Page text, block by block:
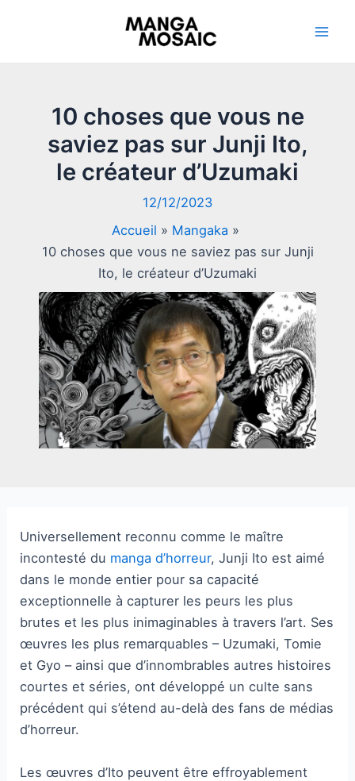
10 choses que vous ne
saviez pas sur Junji Ito,
le créateur d’Uzumaki
12/12/2023
Accueil
Mangaka
10 choses que vous ne saviez pas sur Junji
Ito, le créateur d’Uzumaki
Universellement reconnu comme le maître
incontesté du manga d’horreur, Junji Ito est aimé
dans le monde entier pour sa capacité
exceptionnelle à capturer les peurs les plus
brutes et les plus inimaginables à travers l’art. Ses
œuvres les plus remarquables – Uzumaki, Tomie
et Gyo – ainsi que d’innombrables autres histoires
courtes et séries, ont développé un culte sans
précédent qui s’étend au-delà des fans de médias
d’horreur.
Les œuvres d’Ito peuvent être effroyablement